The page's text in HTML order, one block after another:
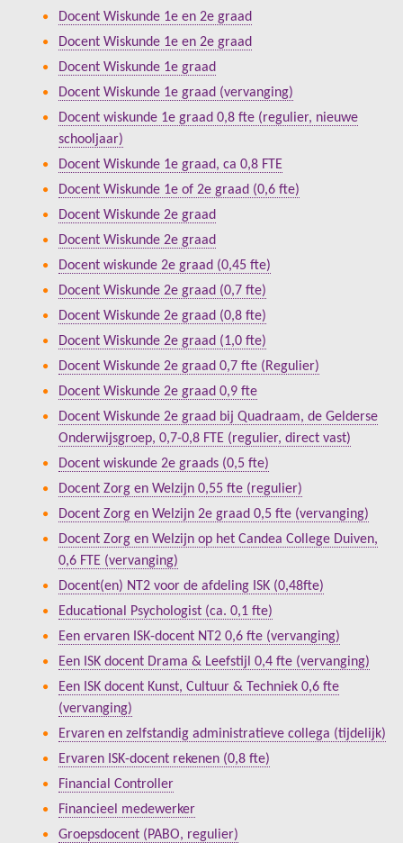
Docent Wiskunde 1e en 2e graad
Docent Wiskunde 1e en 2e graad
Docent Wiskunde 1e graad
Docent Wiskunde 1e graad (vervanging)
Docent wiskunde 1e graad 0,8 fte (regulier, nieuwe
schooljaar)
Docent Wiskunde 1e graad, ca 0,8 FTE
Docent Wiskunde 1e of 2e graad (0,6 fte)
Docent Wiskunde 2e graad
Docent Wiskunde 2e graad
Docent wiskunde 2e graad (0,45 fte)
Docent Wiskunde 2e graad (0,7 fte)
Docent Wiskunde 2e graad (0,8 fte)
Docent Wiskunde 2e graad (1,0 fte)
Docent Wiskunde 2e graad 0,7 fte (Regulier)
Docent Wiskunde 2e graad 0,9 fte
Docent Wiskunde 2e graad bij Quadraam, de Gelderse
Onderwijsgroep, 0,7-0,8 FTE (regulier, direct vast)
Docent wiskunde 2e graads (0,5 fte)
Docent Zorg en Welzijn 0,55 fte (regulier)
Docent Zorg en Welzijn 2e graad 0,5 fte (vervanging)
Docent Zorg en Welzijn op het Candea College Duiven,
0,6 FTE (vervanging)
Docent(en) NT2 voor de afdeling ISK (0,48fte)
Educational Psychologist (ca. 0,1 fte)
Een ervaren ISK-docent NT2 0,6 fte (vervanging)
Een ISK docent Drama & Leefstijl 0,4 fte (vervanging)
Een ISK docent Kunst, Cultuur & Techniek 0,6 fte
(vervanging)
Ervaren en zelfstandig administratieve collega (tijdelijk)
Ervaren ISK-docent rekenen (0,8 fte)
Financial Controller
Financieel medewerker
Groepsdocent (PABO, regulier)